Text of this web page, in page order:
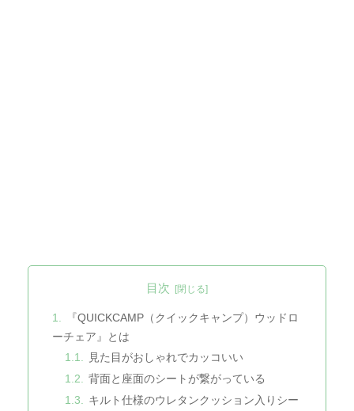
目次
『QUICKCAMP（クイックキャンプ）ウッドロ
ーチェア』とは
見た目がおしゃれでカッコいい
背面と座面のシートが繋がっている
キルト仕様のウレタンクッション入りシー